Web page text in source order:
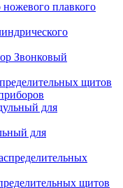
ножевого плавкого
Звонковый
щитов
для
щитов